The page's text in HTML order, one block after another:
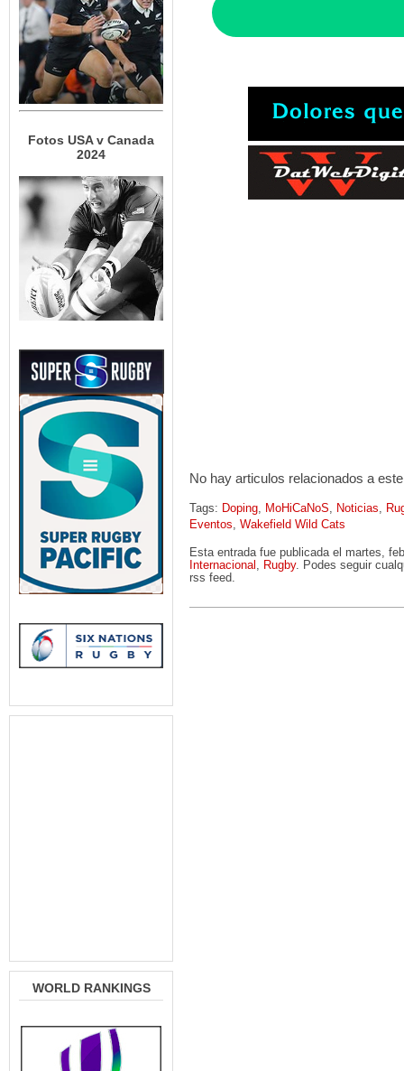
Fotos USA v Canada
2024
WORLD RANKINGS
No hay articulos relacionados a
Tags: Doping, MoHiCaNoS, Noticias,
Eventos, Wakefield Wild Cats
Esta entrada fue publicada el martes,
Internacional , Rugby. Podes seguir
rss feed.